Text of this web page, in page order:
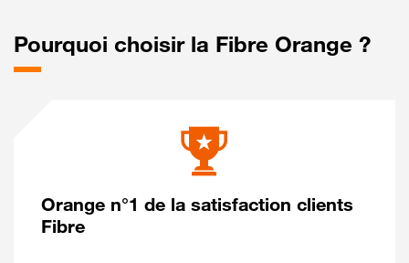
Pourquoi choisir la Fibre Orange ?
Orange n°1 de la satisfaction clients
Fibre